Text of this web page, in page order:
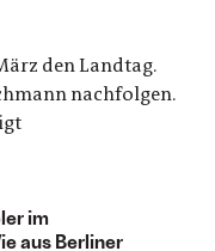
den Landtag.
nachfolgen.
im
aus Berliner